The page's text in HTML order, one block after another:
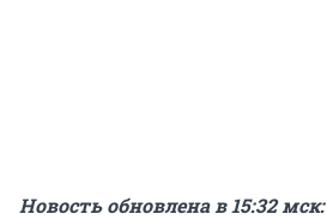
Новость обновлена в 15:32 мск: